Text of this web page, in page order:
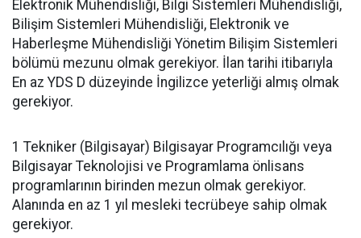
Elektronik Mühendisliği, Bilgi Sistemleri Mühendisliği,
Bilişim Sistemleri Mühendisliği, Elektronik ve
Haberleşme Mühendisliği Yönetim Bilişim Sistemleri
bölümü mezunu olmak gerekiyor. İlan tarihi itibarıyla
En az YDS D düzeyinde İngilizce yeterliği almış olmak
gerekiyor.
1 Tekniker (Bilgisayar) Bilgisayar Programcılığı veya
Bilgisayar Teknolojisi ve Programlama önlisans
programlarının birinden mezun olmak gerekiyor.
Alanında en az 1 yıl mesleki tecrübeye sahip olmak
gerekiyor.